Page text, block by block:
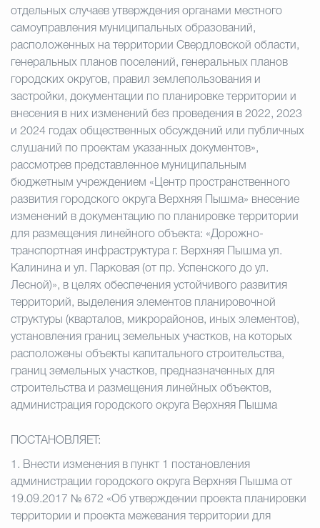
отдельных случаев утверждения органами местного
самоуправления муниципальных образований,
расположенных на территории Свердловской области,
генеральных планов поселений, генеральных планов
городских округов, правил землепользования и
застройки, документации по планировке территории и
внесения в них изменений без проведения в 2022, 2023
и 2024 годах общественных обсуждений или публичных
слушаний по проектам указанных документов»,
рассмотрев представленное муниципальным
бюджетным учреждением «Центр пространственного
развития городского округа Верхняя Пышма» внесение
изменений в документацию по планировке территории
для размещения линейного объекта: «Дорожно-
транспортная инфраструктура г. Верхняя Пышма ул.
Калинина и ул. Парковая (от пр. Успенского до ул.
Лесной)», в целях обеспечения устойчивого развития
территорий, выделения элементов планировочной
структуры (кварталов, микрорайонов, иных элементов),
установления границ земельных участков, на которых
расположены объекты капитального строительства,
границ земельных участков, предназначенных для
строительства и размещения линейных объектов,
администрация городского округа Верхняя Пышма
ПОСТАНОВЛЯЕТ:
1. Внести изменения в пункт 1 постановления
администрации городского округа Верхняя Пышма от
19.09.2017 № 672 «Об утверждении проекта планировки
территории и проекта межевания территории для